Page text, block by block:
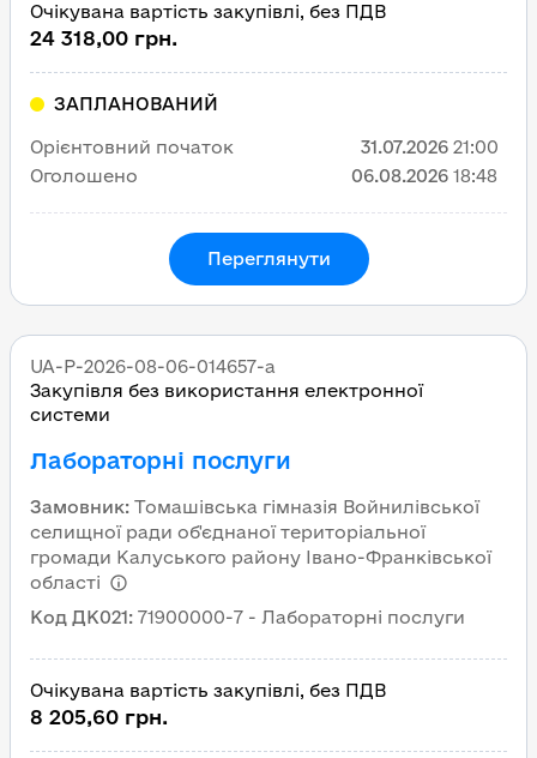
Очікувана вартість закупівлі, без ПДВ
24 318,00 грн.
ЗАПЛАНОВАНИЙ
Орієнтовний початок 31.07.2026 21:00
Оголошено
06.08.2026 18:48
Переглянути
UA-P-2026-08-06-014657-a
Закупівля без використання електронної
системи
Лабораторні послуги
Замовник: Томашівська гімназія Войнилівської
селищної ради об'єднаної територіальної
громади Калуського району Івано-Франківської
області
Код ДК021: 71900000-7 - Лабораторні послуги
Очікувана вартість закупівлі, без ПДВ
8 205,60 грн.